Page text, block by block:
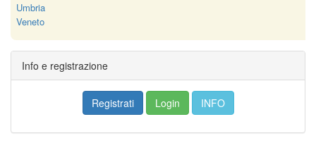
Umbria
Veneto
Info e registrazione
Registrati Login INFO